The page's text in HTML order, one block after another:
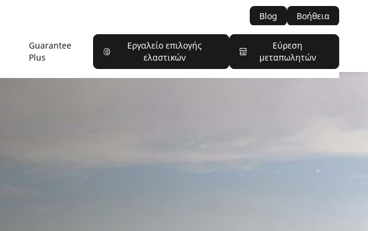
Blog Βοήθεια
Guarantee
Plus
Εργαλείο επιλογής
ελαστικών
Εύρεση
μεταπωλητών